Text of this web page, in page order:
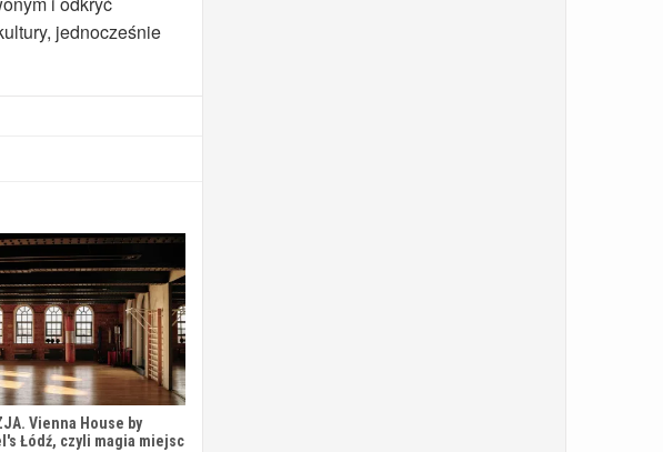
jednocześnie
Vienna House by
Łódź, czyli magia miejsc